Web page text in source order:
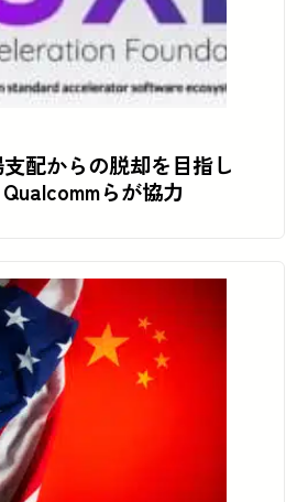
配からの脱却を目指し
らが協力